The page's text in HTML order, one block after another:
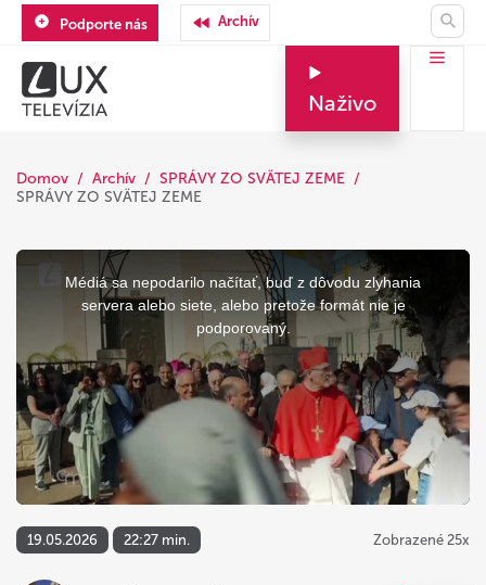
Podporte nás Archív
Naživo
Domov Archív
SPRÁVY ZO SVÄTEJ ZEME
SPRÁVY ZO SVÄTEJ ZEME
This
Médiá sa nepodarilo načítať, buď z dôvodu zlyhania
servera alebo siete, alebo pretože formát nie je
podporovaný.
19.05.2026 22:27 min. Zobrazené 25x